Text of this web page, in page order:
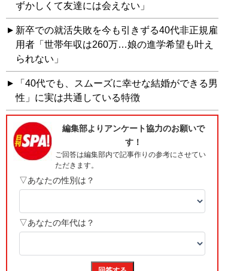
ずかしくて友達には会えない」
新卒での就活失敗を今も引きずる40代非正規雇
用者「世帯年収は260万…娘の進学希望も叶え
られない」
「40代でも、スムーズに幸せな結婚ができる男
性」に実は共通している特徴